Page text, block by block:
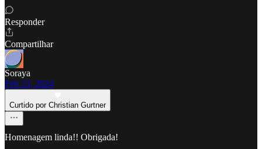
Responder
Compartilhar
Soraya
Feb 13, 2024
Curtido por Christian Gurtner
Homenagem linda!! Obrigada!